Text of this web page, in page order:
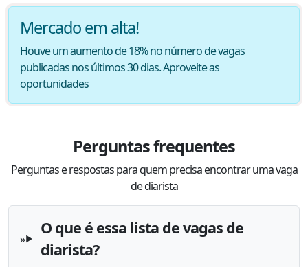
Mercado em alta!
Houve um aumento de 18% no número de vagas
publicadas nos últimos 30 dias. Aproveite as
oportunidades
Perguntas frequentes
Perguntas e respostas para quem precisa encontrar uma vaga
de diarista
O que é essa lista de vagas de
diarista?